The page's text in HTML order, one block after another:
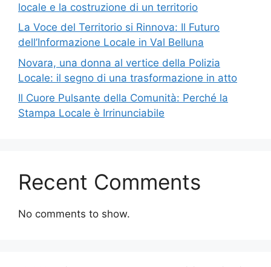
locale e la costruzione di un territorio
La Voce del Territorio si Rinnova: Il Futuro
dell’Informazione Locale in Val Belluna
Novara, una donna al vertice della Polizia
Locale: il segno di una trasformazione in atto
Il Cuore Pulsante della Comunità: Perché la
Stampa Locale è Irrinunciabile
Recent Comments
No comments to show.